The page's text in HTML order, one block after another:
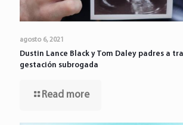
agosto 6, 2021
Dustin Lance Black y Tom Daley padres a
gestación subrogada
Read more